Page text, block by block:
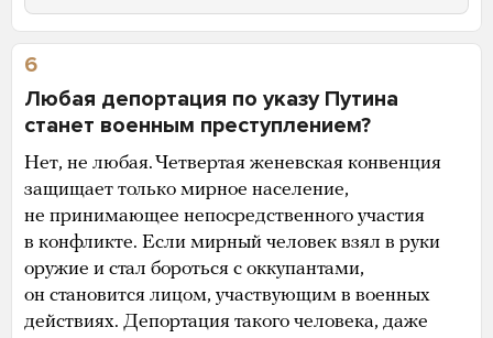
6
Любая депортация по указу Путина
станет военным преступлением?
Нет, не любая. Четвертая женевская конвенция
защищает только мирное население,
не принимающее непосредственного участия
в конфликте. Если мирный человек взял в руки
оружие и стал бороться с оккупантами,
он становится лицом, участвующим в военных
действиях. Депортация такого человека, даже